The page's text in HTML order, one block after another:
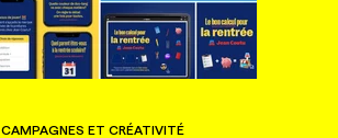
CAMPAGNES ET CRÉATIVITÉ